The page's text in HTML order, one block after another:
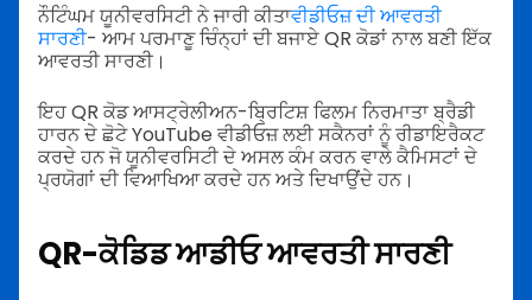
ਨੌਟਿੰਘਮ ਯੂਨੀਵਰਸਿਟੀ ਨੇ ਜਾਰੀ ਕੀਤਾਵੀਡੀਓਜ਼ ਦੀ ਆਵਰਤੀ
ਸਾਰਣੀ- ਆਮ ਪਰਮਾਣੂ ਚਿੰਨ੍ਹਾਂ ਦੀ ਬਜਾਏ QR ਕੋਡਾਂ ਨਾਲ ਬਣੀ ਇੱਕ
ਆਵਰਤੀ ਸਾਰਣੀ।
ਇਹ QR ਕੋਡ ਆਸਟ੍ਰੇਲੀਅਨ-ਬ੍ਰਿਟਿਸ਼ ਫਿਲਮ ਨਿਰਮਾਤਾ ਬ੍ਰੈਡੀ
ਹਾਰਨ ਦੇ ਛੋਟੇ YouTube ਵੀਡੀਓਜ਼ ਲਈ ਸਕੈਨਰਾਂ ਨੂੰ ਰੀਡਾਇਰੈਕਟ
ਕਰਦੇ ਹਨ ਜੋ ਯੂਨੀਵਰਸਿਟੀ ਦੇ ਅਸਲ ਕੰਮ ਕਰਨ ਵਾਲੇ ਕੈਮਿਸਟਾਂ ਦੇ
ਪ੍ਰਯੋਗਾਂ ਦੀ ਵਿਆਖਿਆ ਕਰਦੇ ਹਨ ਅਤੇ ਦਿਖਾਉਂਦੇ ਹਨ।
QR-ਕੋਡਿਡ ਆਡੀਓ ਆਵਰਤੀ ਸਾਰਣੀ